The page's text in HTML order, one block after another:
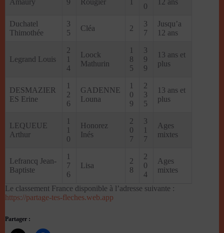
0
Duchatel
Thimothée
3
5
Cléa 2
3
7
Jusqu’a
12 ans
Legrand Louis
2
1
4
Loock
Mathurin
1
8
5
3
9
9
13 ans et
plus
DESMAZIER
ES Erine
1
2
6
GADENNE
Louna
1
0
9
2
3
5
13 ans et
plus
LEQUEUE
Arthur
1
1
0
Honorez
Inés
2
0
7
3
1
7
Ages
mixtes
Lefrancq Jean-
Baptiste
1
7
6
Lisa
2
8
2
0
4
Ages
mixtes
Le classement France disponible à l’adresse suivante :
https://partage-tes-fleches.web.app
Partager :